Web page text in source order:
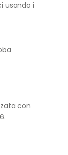
usando i
con